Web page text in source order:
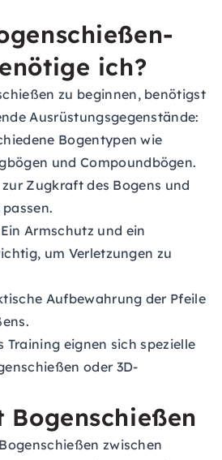
ich?
zu beginnen, benötigst
Ausrüstungsgegenstände:
Bogentypen wie
und Compoundbögen.
Zugkraft des Bogens und
Ein Armschutz und ein
um Verletzungen zu
Aufbewahrung der Pfeile
Training eignen sich spezielle
oder 3D-
Bogenschießen
zwischen